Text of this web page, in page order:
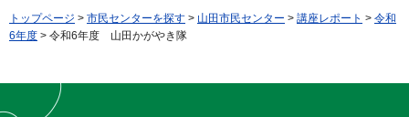
トップページ > 市民センターを探す > 山田市民センター > 講座レポート > 令和
6年度 > 令和6年度 山田かがやき隊